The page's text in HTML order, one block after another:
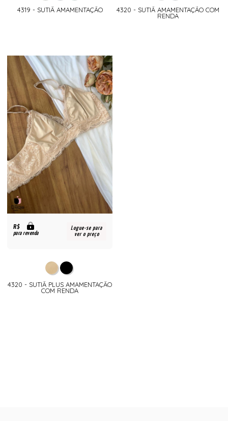
4319 - SUTIÃ AMAMENTAÇÃO 4320 - SUTIÃ AMAMENTAÇÃO COM
RENDA
R$
para revenda
Logue-se para
ver o preço
4320 - SUTIÃ PLUS AMAMENTAÇÃO
COM RENDA